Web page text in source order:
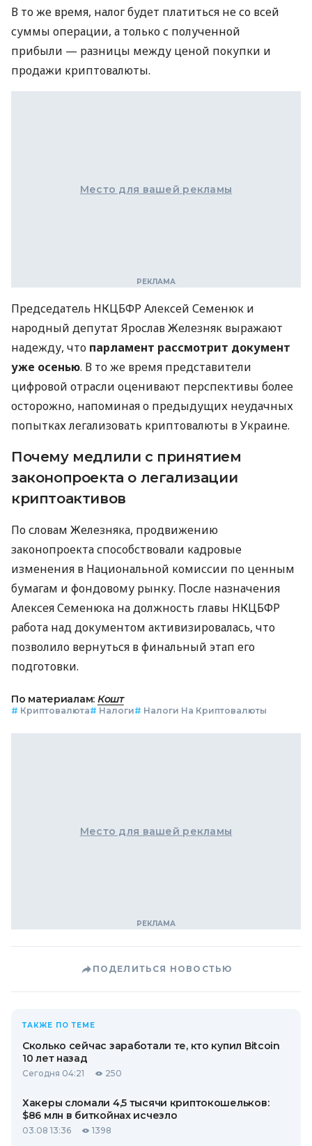
В то же время, налог будет платиться не со всей
суммы операции, а только с полученной
прибыли — разницы между ценой покупки и
продажи криптовалюты.
Место для вашей рекламы
Председатель НКЦБФР Алексей Семенюк и
народный депутат Ярослав Железняк выражают
надежду, что парламент рассмотрит документ
уже осенью. В то же время представители
цифровой отрасли оценивают перспективы более
осторожно, напоминая о предыдущих неудачных
попытках легализовать криптовалюты в Украине.
Почему медлили с принятием
законопроекта о легализации
криптоактивов
По словам Железняка, продвижению
законопроекта способствовали кадровые
изменения в Национальной комиссии по ценным
бумагам и фондовому рынку. После назначения
Алексея Семенюка на должность главы НКЦБФР
работа над документом активизировалась, что
позволило вернуться в финальный этап его
подготовки.
По материалам: Кошт
# Криптовалюта# Налоги# Налоги На Криптовалюты
Место для вашей рекламы
ПОДЕЛИТЬСЯ НОВОСТЬЮ
ТАКЖЕ ПО ТЕМЕ
Сколько сейчас заработали те, кто купил Bitcoin
10 лет назад
Сегодня 04:21 250
Хакеры сломали 4,5 тысячи криптокошельков:
$86 млн в биткойнах исчезло
03.08 13:36 1398